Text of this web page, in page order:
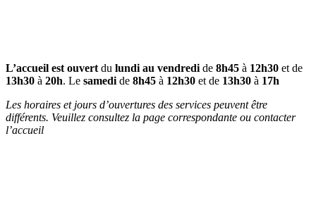
L’accueil est ouvert du lundi au vendredi de 8h45 à 12h30 et de
13h30 à 20h. Le samedi de 8h45 à 12h30 et de 13h30 à 17h
Les horaires et jours d’ouvertures des services peuvent être
différents. Veuillez consultez la page correspondante ou contacter
l’accueil